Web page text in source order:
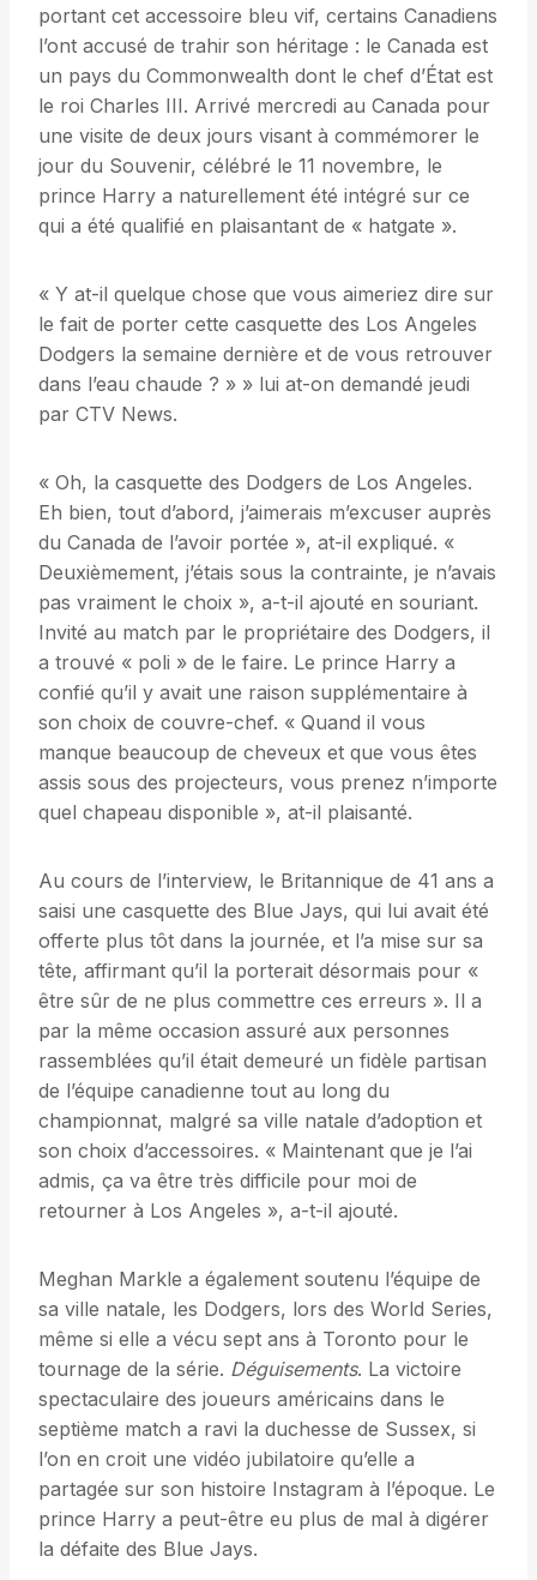
portant cet accessoire bleu vif, certains Canadiens
l’ont accusé de trahir son héritage : le Canada est
un pays du Commonwealth dont le chef d’État est
le roi Charles III. Arrivé mercredi au Canada pour
une visite de deux jours visant à commémorer le
jour du Souvenir, célébré le 11 novembre, le
prince Harry a naturellement été intégré sur ce
qui a été qualifié en plaisantant de « hatgate ».
« Y at-il quelque chose que vous aimeriez dire sur
le fait de porter cette casquette des Los Angeles
Dodgers la semaine dernière et de vous retrouver
dans l’eau chaude ? » » lui at-on demandé jeudi
par CTV News.
« Oh, la casquette des Dodgers de Los Angeles.
Eh bien, tout d’abord, j’aimerais m’excuser auprès
du Canada de l’avoir portée », at-il expliqué. «
Deuxièmement, j’étais sous la contrainte, je n’avais
pas vraiment le choix », a-t-il ajouté en souriant.
Invité au match par le propriétaire des Dodgers, il
a trouvé « poli » de le faire. Le prince Harry a
confié qu’il y avait une raison supplémentaire à
son choix de couvre-chef. « Quand il vous
manque beaucoup de cheveux et que vous êtes
assis sous des projecteurs, vous prenez n’importe
quel chapeau disponible », at-il plaisanté.
Au cours de l’interview, le Britannique de 41 ans a
saisi une casquette des Blue Jays, qui lui avait été
offerte plus tôt dans la journée, et l’a mise sur sa
tête, affirmant qu’il la porterait désormais pour «
être sûr de ne plus commettre ces erreurs ». Il a
par la même occasion assuré aux personnes
rassemblées qu’il était demeuré un fidèle partisan
de l’équipe canadienne tout au long du
championnat, malgré sa ville natale d’adoption et
son choix d’accessoires. « Maintenant que je l’ai
admis, ça va être très difficile pour moi de
retourner à Los Angeles », a-t-il ajouté.
Meghan Markle a également soutenu l’équipe de
sa ville natale, les Dodgers, lors des World Series,
même si elle a vécu sept ans à Toronto pour le
tournage de la série. Déguisements. La victoire
spectaculaire des joueurs américains dans le
septième match a ravi la duchesse de Sussex, si
l’on en croit une vidéo jubilatoire qu’elle a
partagée sur son histoire Instagram à l’époque. Le
prince Harry a peut-être eu plus de mal à digérer
la défaite des Blue Jays.